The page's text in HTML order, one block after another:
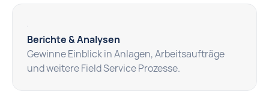
Berichte & Analysen
Gewinne Einblick in Anlagen, Arbeitsaufträge
und weitere Field Service Prozesse.